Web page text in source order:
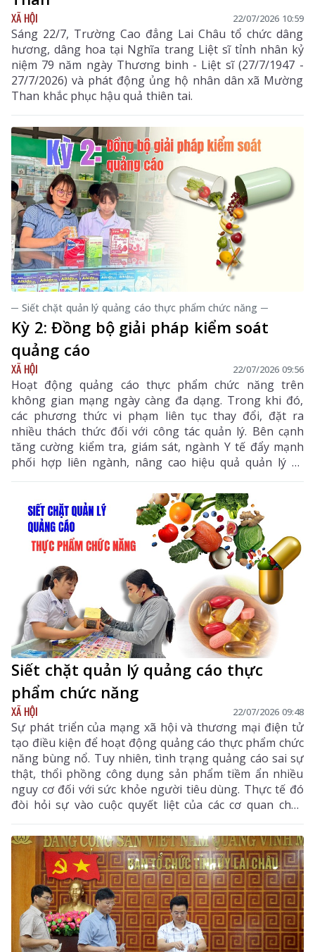
XÃ HỘI 22/07/2026 10:59
Sáng 22/7, Trường Cao đẳng Lai Châu tổ chức dâng
hương, dâng hoa tại Nghĩa trang Liệt sĩ tỉnh nhân kỷ
niệm 79 năm ngày Thương binh - Liệt sĩ (27/7/1947 -
27/7/2026) và phát động ủng hộ nhân dân xã Mường
Than khắc phục hậu quả thiên tai.
─ Siết chặt quản lý quảng cáo thực phẩm chức năng ─
Kỳ 2: Đồng bộ giải pháp kiểm soát
quảng cáo
XÃ HỘI 22/07/2026 09:56
Hoạt động quảng cáo thực phẩm chức năng trên
không gian mạng ngày càng đa dạng. Trong khi đó,
các phương thức vi phạm liên tục thay đổi, đặt ra
nhiều thách thức đối với công tác quản lý. Bên cạnh
tăng cường kiểm tra, giám sát, ngành Y tế đẩy mạnh
phối hợp liên ngành, nâng cao hiệu quả quản lý và
tuyên truyền để người dân chủ động lựa chọn, sử
Siết chặt quản lý quảng cáo thực
phẩm chức năng
XÃ HỘI 22/07/2026 09:48
Sự phát triển của mạng xã hội và thương mại điện tử
tạo điều kiện để hoạt động quảng cáo thực phẩm chức
năng bùng nổ. Tuy nhiên, tình trạng quảng cáo sai sự
thật, thổi phồng công dụng sản phẩm tiềm ẩn nhiều
nguy cơ đối với sức khỏe người tiêu dùng. Thực tế đó
đòi hỏi sự vào cuộc quyết liệt của các cơ quan chức
năng và sự tỉnh táo của mỗi người dân.